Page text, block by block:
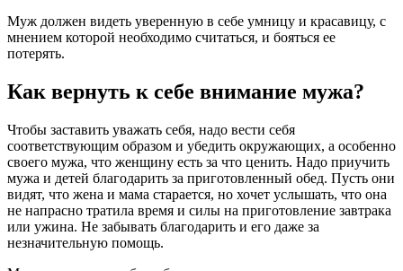
Муж должен видеть уверенную в себе умницу и красавицу, с
мнением которой необходимо считаться, и бояться ее
потерять.
Как вернуть к себе внимание мужа?
Чтобы заставить уважать себя, надо вести себя
соответствующим образом и убедить окружающих, а особенно
своего мужа, что женщину есть за что ценить. Надо приучить
мужа и детей благодарить за приготовленный обед. Пусть они
видят, что жена и мама старается, но хочет услышать, что она
не напрасно тратила время и силы на приготовление завтрака
или ужина. Не забывать благодарить и его даже за
незначительную помощь.